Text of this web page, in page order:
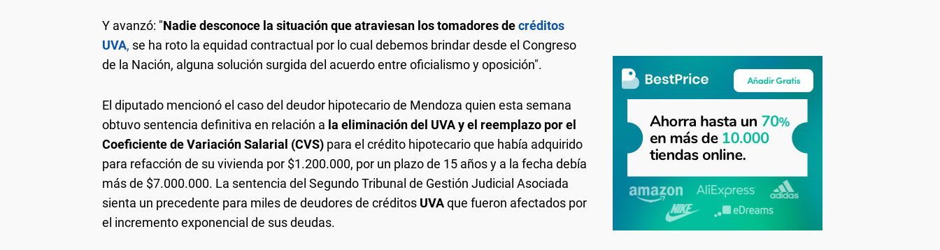
Y avanzó: "Nadie desconoce la situación que atraviesan los tomadores decréditos
UVA, se ha roto la equidad contractual por lo cual debemos brindar desde el Congreso
de la Nación, alguna solución surgida del acuerdo entre oficialismo y oposición".
El diputado mencionó el caso del deudor hipotecario de Mendoza quien esta semana
obtuvo sentencia definitiva en relación a la eliminación del UVA y el reemplazo por el
Coeficiente de Variación Salarial (CVS) para el crédito hipotecario que había adquirido
para refacción de su vivienda por $1.200.000, por un plazo de 15 años y a la fecha debía
más de $7.000.000. La sentencia del Segundo Tribunal de Gestión Judicial Asociada
sienta un precedente para miles de deudores de créditos UVAque fueron afectados por
el incremento exponencial de sus deudas.